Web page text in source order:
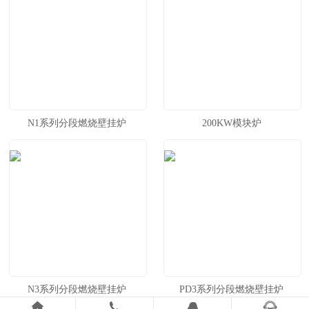
N1系列分段燃烧壁挂炉 200KW模块炉
N3系列分段燃烧壁挂炉 PD3系列分段燃烧壁挂炉
   